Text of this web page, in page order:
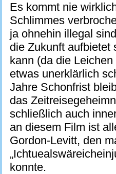
Es kommt nie
Schlimmes
ja ohnehin illegal
die Zukunft aufbietet
kann (da die
etwas unerklärlich
Jahre Schonfrist
das
schließlich auch
an diesem Film ist
Gordon-Levitt, den
konnte.